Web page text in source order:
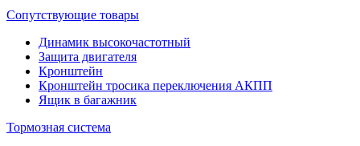
Сопутствующие товары
Динамик высокочастотный
Защита двигателя
Кронштейн
Кронштейн тросика переключения АКПП
Ящик в багажник
Тормозная система